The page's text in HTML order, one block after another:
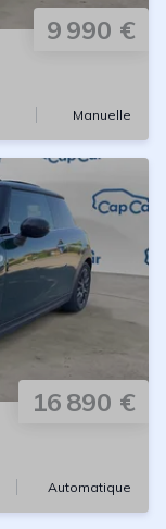
9 990 €
Manuelle
16 890 €
Automatique